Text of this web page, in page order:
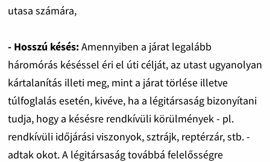
utasa számára,
- Hosszú késés:Amennyiben a járat legalább
háromórás késéssel éri el úti célját, az utast ugyanolyan
kártalanítás illeti meg, mint a járat törlése illetve
túlfoglalás esetén, kivéve, ha a légitársaság bizonyítani
tudja, hogy a késésre rendkívüli körülmények - pl.
rendkívüli időjárási viszonyok, sztrájk, reptérzár, stb. -
adtak okot. A légitársaság továbbá felelősségre